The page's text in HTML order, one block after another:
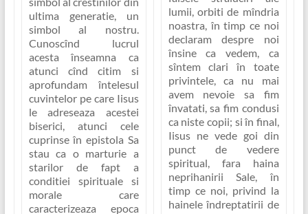
ultima generatie, un
simbol al nostru.
Cunoscînd lucrul
acesta înseamna ca
atunci cînd citim si
aprofundam întelesul
cuvintelor pe care Iisus
le adreseaza acestei
biserici, atunci cele
cuprinse în epistola Sa
stau ca o marturie a
starilor de fapt a
conditiei spirituale si
morale care
caracterizeaza epoca
lumii, orbiti de mîndria
noastra, în timp ce noi
declaram despre noi
însine ca vedem, ca
sîntem clari în toate
privintele, ca nu mai
avem nevoie sa fim
învatati, sa fim condusi
ca niste copii; si în final,
Iisus ne vede goi din
punct de vedere
spiritual, fara haina
neprihanirii Sale, în
timp ce noi, privind la
hainele îndreptatirii de